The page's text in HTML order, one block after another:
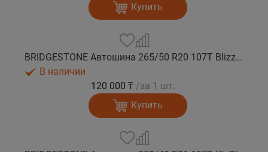
Купить
BRIDGESTONE Автошина 265/50 R20 107T Blizzak DM-V3 зима
В наличии
120 000 ₸ /за 1 шт.
Купить